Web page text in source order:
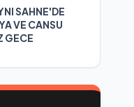
SAHNE'DE
VE CANSU
GECE